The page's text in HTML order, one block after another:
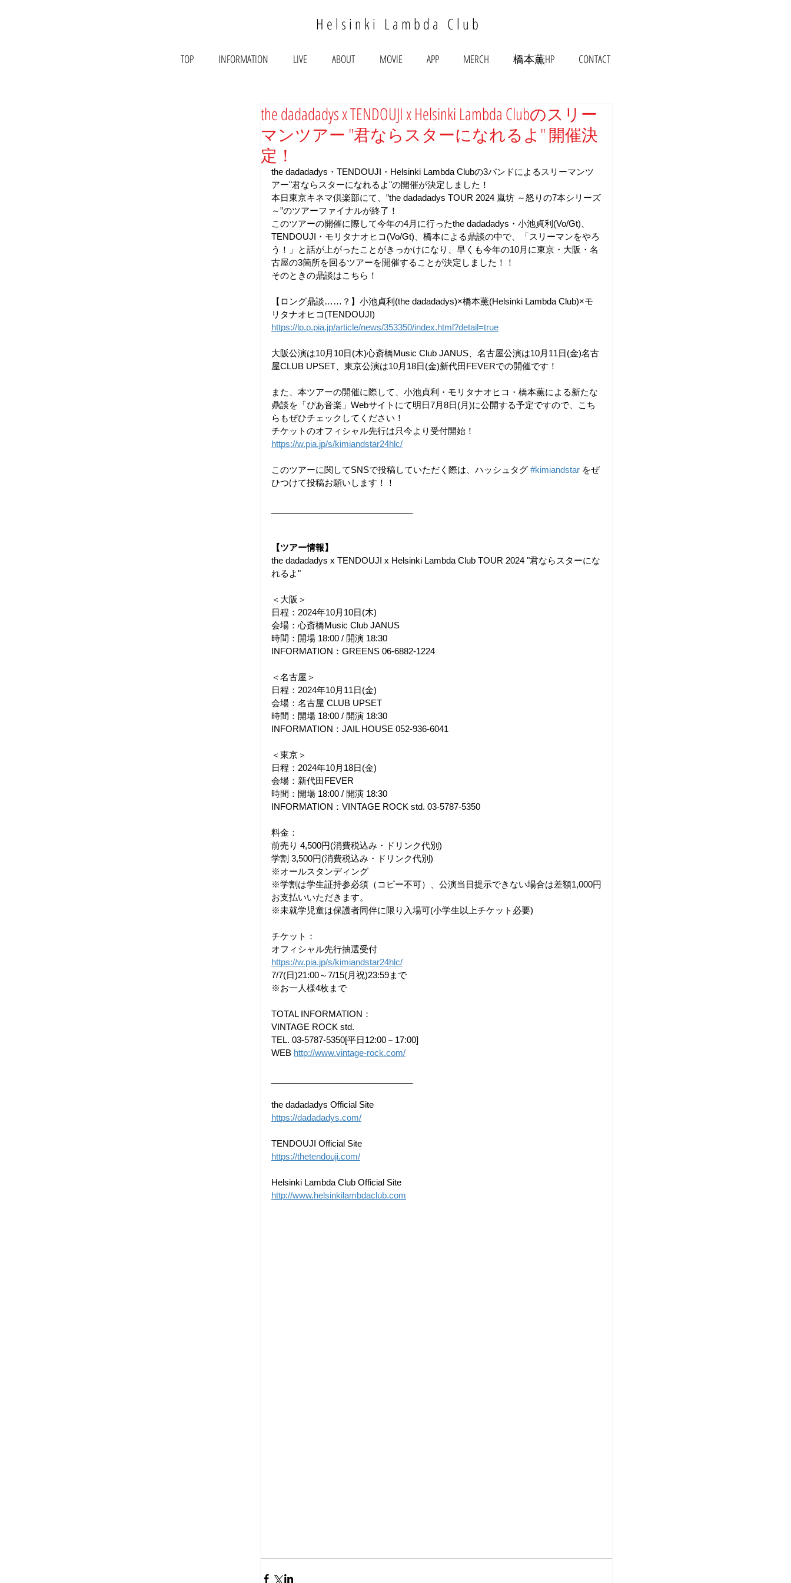
Helsinki Lambda Club
TOP INFORMATION LIVE ABOUT MOVIE APP MERCH 橋本薫HP CONTACT
the dadadadys x TENDOUJI x Helsinki Lambda Clubのスリー
マンツアー "君ならスターになれるよ" 開催決
定！
the dadadadys・TENDOUJI・Helsinki Lambda Clubの3バンドによるスリーマンツ
アー"君ならスターになれるよ"の開催が決定しました！
本日東京キネマ倶楽部にて、”the dadadadys TOUR 2024 嵐坊 ～怒りの7本シリーズ
～”のツアーファイナルが終了！
このツアーの開催に際して今年の4月に行ったthe dadadadys・小池貞利(Vo/Gt)、
TENDOUJI・モリタナオヒコ(Vo/Gt)、橋本による鼎談の中で、「スリーマンをやろ
う！」と話が上がったことがきっかけになり、早くも今年の10月に東京・大阪・名
古屋の3箇所を回るツアーを開催することが決定しました！！
そのときの鼎談はこちら！
【ロング鼎談……？】小池貞利(the dadadadys)×橋本薫(Helsinki Lambda Club)×モ
リタナオヒコ(TENDOUJI)
https://lp.p.pia.jp/article/news/353350/index.html?detail=true
大阪公演は10月10日(木)心斎橋Music Club JANUS、名古屋公演は10月11日(金)名古
屋CLUB UPSET、東京公演は10月18日(金)新代田FEVERでの開催です！
また、本ツアーの開催に際して、小池貞利・モリタナオヒコ・橋本薫による新たな
鼎談を「ぴあ音楽」Webサイトにて明日7月8日(月)に公開する予定ですので、こち
らもぜひチェックしてください！
チケットのオフィシャル先行は只今より受付開始！
https://w.pia.jp/s/kimiandstar24hlc/
このツアーに関してSNSで投稿していただく際は、ハッシュタグ #kimiandstar をぜ
ひつけて投稿お願いします！！
【ツアー情報】
the dadadadys x TENDOUJI x Helsinki Lambda Club TOUR 2024 "君ならスターにな
れるよ"
＜大阪＞
日程：2024年10月10日(木)
会場：心斎橋Music Club JANUS
時間：開場 18:00 / 開演 18:30
INFORMATION：GREENS 06-6882-1224
＜名古屋＞
日程：2024年10月11日(金)
会場：名古屋 CLUB UPSET
時間：開場 18:00 / 開演 18:30
INFORMATION：JAIL HOUSE 052-936-6041
＜東京＞
日程：2024年10月18日(金)
会場：新代田FEVER
時間：開場 18:00 / 開演 18:30
INFORMATION：VINTAGE ROCK std. 03-5787-5350
料金：
前売り 4,500円(消費税込み・ドリンク代別)
学割 3,500円(消費税込み・ドリンク代別)
※オールスタンディング
※学割は学生証持参必須（コピー不可）、公演当日提示できない場合は差額1,000円
お支払いいただきます。
※未就学児童は保護者同伴に限り入場可(小学生以上チケット必要)
チケット：
オフィシャル先行抽選受付
https://w.pia.jp/s/kimiandstar24hlc/
7/7(日)21:00～7/15(月祝)23:59まで
※お一人様4枚まで
TOTAL INFORMATION：
VINTAGE ROCK std.
TEL. 03-5787-5350[平日12:00－17:00]
WEB http://www.vintage-rock.com/
the dadadadys Official Site
https://dadadadys.com/
TENDOUJI Official Site
https://thetendouji.com/
Helsinki Lambda Club Official Site
http://www.helsinkilambdaclub.com